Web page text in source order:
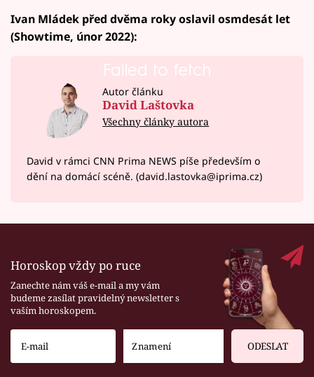
Ivan Mládek před dvěma roky oslavil osmdesát let
(Showtime, únor 2022):
Failed to fetch
Autor článku
David Laštovka
Všechny články autora
David v rámci CNN Prima NEWS píše především o
dění na domácí scéně. (david.lastovka@iprima.cz)
Horoskop vždy po ruce
Zanechte nám váš e-mail a my vám
budeme zasílat pravidelný newsletter s
vaším horoskopem.
ODESLAT